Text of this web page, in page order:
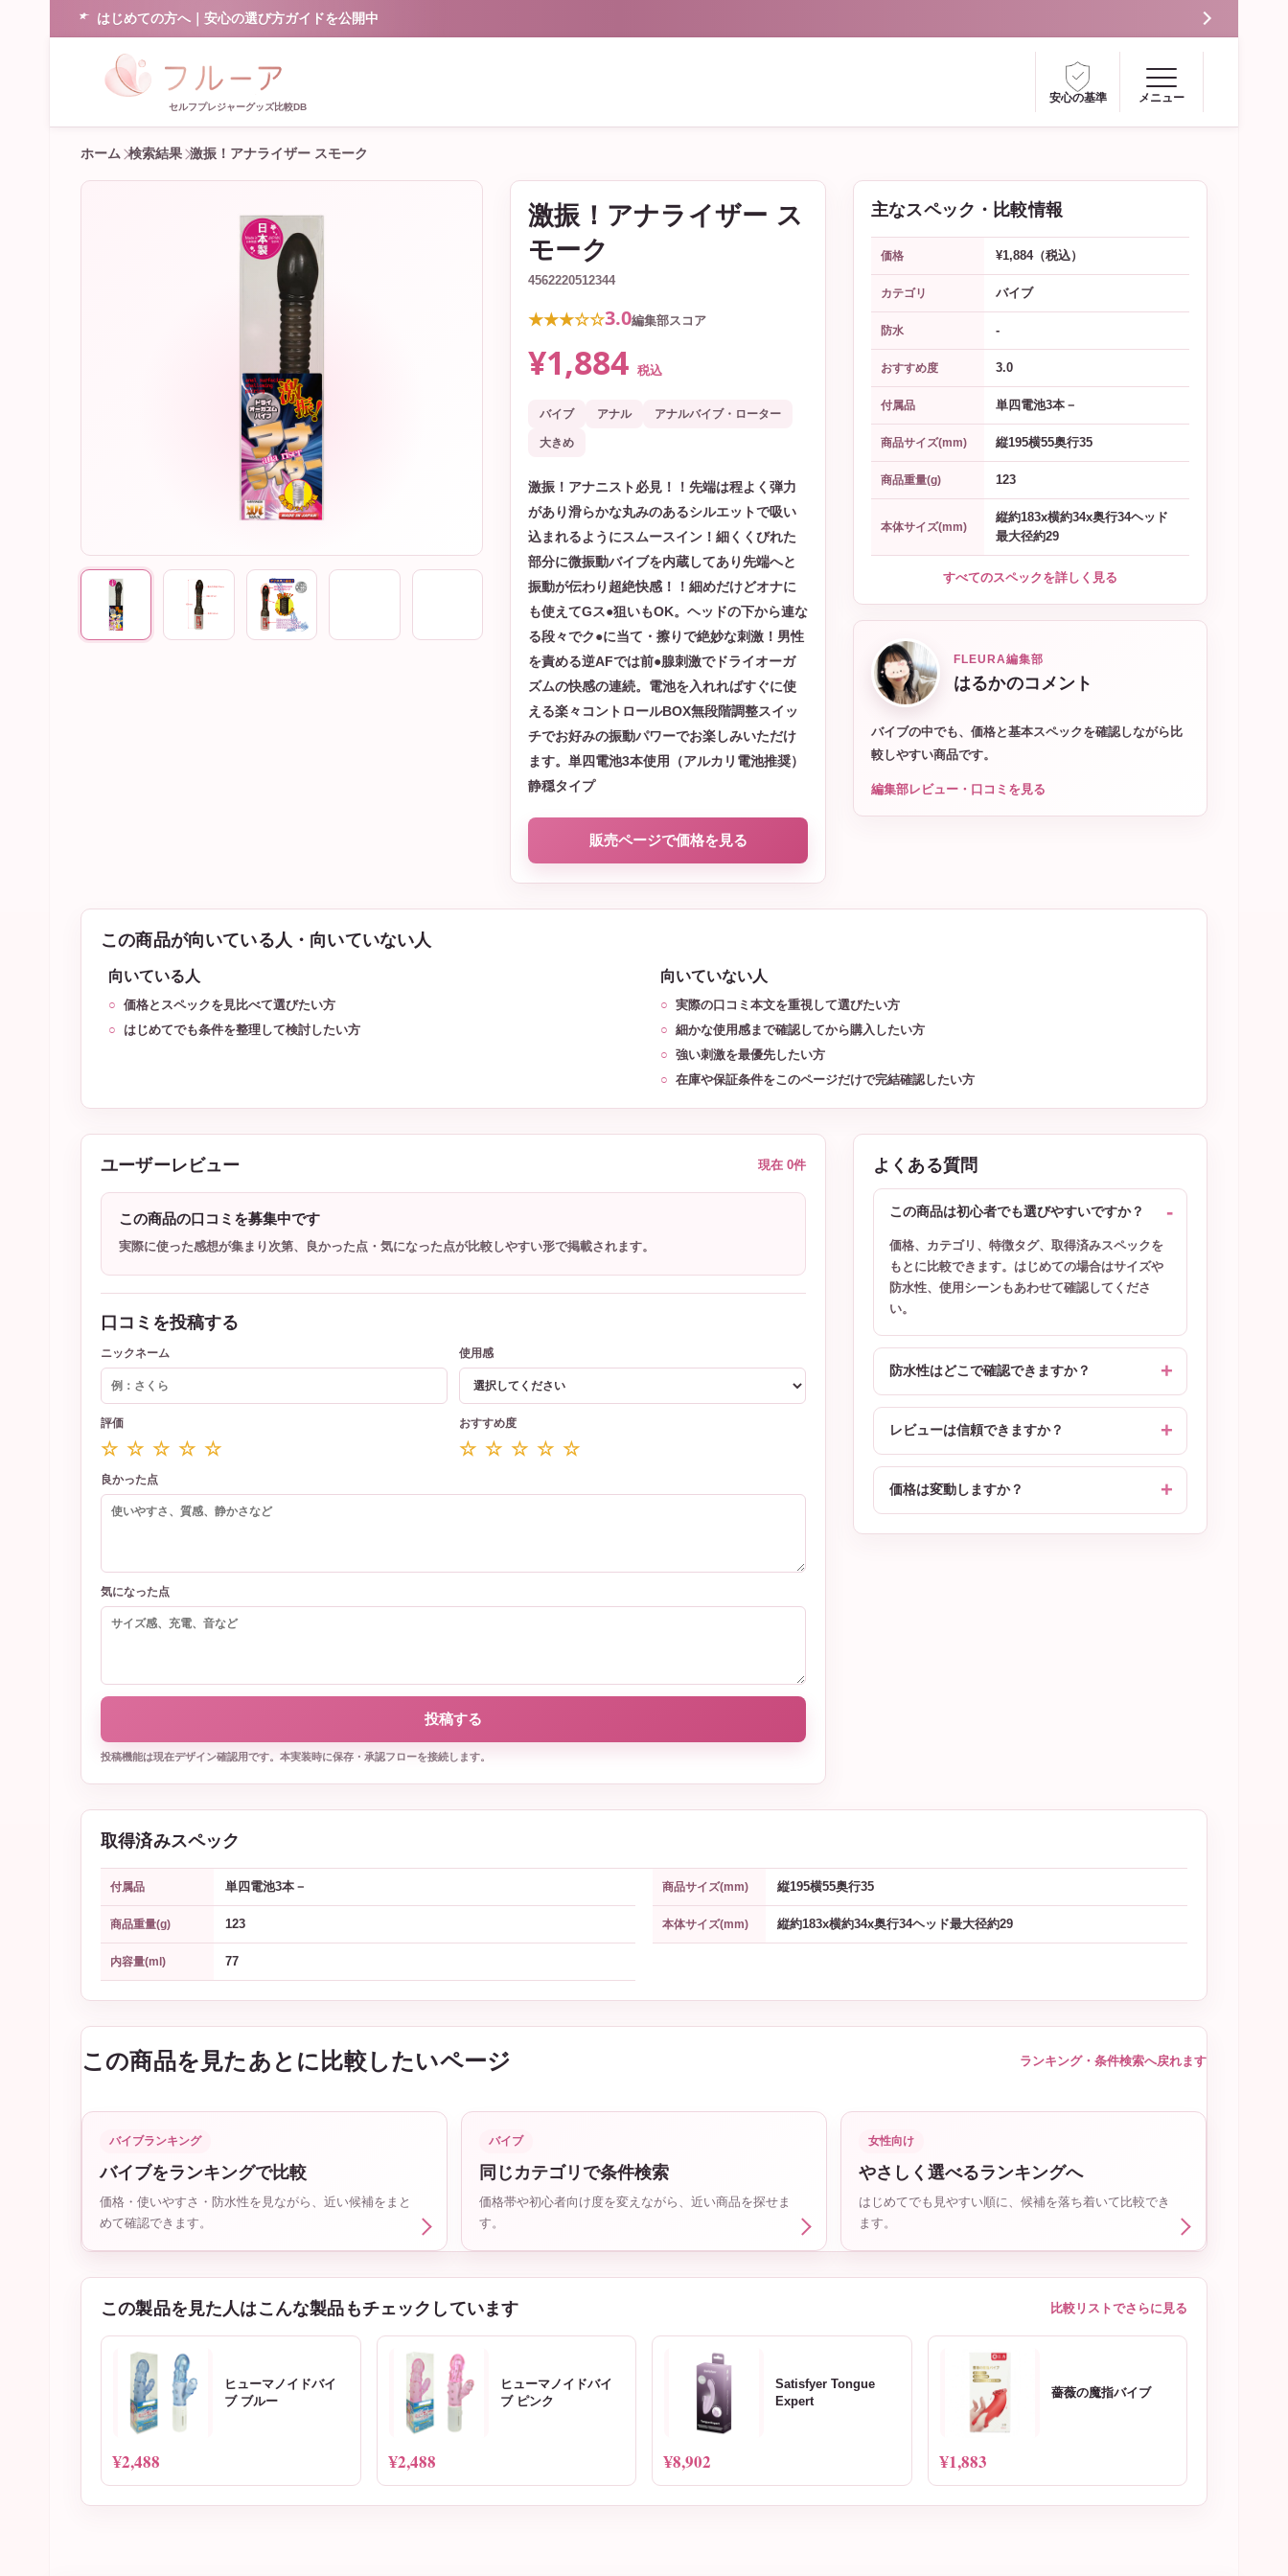
はじめての方へ｜安心の選び方ガイドを公開中
セルフプレジャーグッズ比較DB
安心の基準 メニュー
ホーム 検索結果 激振！アナライザー スモーク
激振！アナライザー ス
モーク
4562220512344
★★★☆☆3.0編集部スコア
¥1,884 税込
バイブ アナル アナルバイブ・ローター
大きめ
激振！アナニスト必見！！先端は程よく弾力
があり滑らかな丸みのあるシルエットで吸い
込まれるようにスムースイン！細くくびれた
部分に微振動バイブを内蔵してあり先端へと
振動が伝わり超絶快感！！細めだけどオナに
も使えてGス●狙いもOK。ヘッドの下から連な
る段々でク●に当て・擦りで絶妙な刺激！男性
を責める逆AFでは前●腺刺激でドライオーガ
ズムの快感の連続。電池を入れればすぐに使
える楽々コントロールBOX無段階調整スイッ
チでお好みの振動パワーでお楽しみいただけ
ます。単四電池3本使用（アルカリ電池推奨）
静穏タイプ
販売ページで価格を見る
主なスペック・比較情報
価格 ¥1,884（税込）
カテゴリ バイブ
防水 -
おすすめ度 3.0
付属品 単四電池3本－
商品サイズ(mm) 縦195横55奥行35
商品重量(g) 123
本体サイズ(mm)
縦約183x横約34x奥行34ヘッド
最大径約29
すべてのスペックを詳しく見る
FLEURA編集部
はるかのコメント
バイブの中でも、価格と基本スペックを確認しながら比
較しやすい商品です。
編集部レビュー・口コミを見る
この商品が向いている人・向いていない人
向いている人
価格とスペックを見比べて選びたい方
はじめてでも条件を整理して検討したい方
向いていない人
実際の口コミ本文を重視して選びたい方
細かな使用感まで確認してから購入したい方
強い刺激を最優先したい方
在庫や保証条件をこのページだけで完結確認したい方
ユーザーレビュー 現在 0件
この商品の口コミを募集中です
実際に使った感想が集まり次第、良かった点・気になった点が比較しやすい形で掲載されます。
口コミを投稿する
ニックネーム 使用感
評価
☆ ☆ ☆ ☆ ☆
おすすめ度
☆ ☆ ☆ ☆ ☆
良かった点
気になった点
投稿する
投稿機能は現在デザイン確認用です。本実装時に保存・承認フローを接続します。
よくある質問
この商品は初心者でも選びやすいですか？
価格、カテゴリ、特徴タグ、取得済みスペックを
もとに比較できます。はじめての場合はサイズや
防水性、使用シーンもあわせて確認してくださ
い。
防水性はどこで確認できますか？
レビューは信頼できますか？
価格は変動しますか？
取得済みスペック
付属品 単四電池3本－ 商品サイズ(mm) 縦195横55奥行35
商品重量(g) 123 本体サイズ(mm) 縦約183x横約34x奥行34ヘッド最大径約29
内容量(ml) 77
この商品を見たあとに比較したいページ ランキング・条件検索へ戻れます
バイブランキング
バイブをランキングで比較
価格・使いやすさ・防水性を見ながら、近い候補をまと
めて確認できます。
バイブ
同じカテゴリで条件検索
価格帯や初心者向け度を変えながら、近い商品を探せま
す。
女性向け
やさしく選べるランキングへ
はじめてでも見やすい順に、候補を落ち着いて比較でき
ます。
この製品を見た人はこんな製品もチェックしています 比較リストでさらに見る
ヒューマノイドバイ
ブ ブルー
¥2,488
ヒューマノイドバイ
ブ ピンク
¥2,488
Satisfyer Tongue
Expert
¥8,902
薔薇の魔指バイブ
¥1,883